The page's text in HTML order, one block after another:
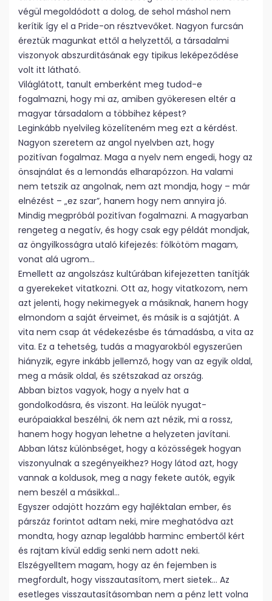
végül megoldódott a dolog, de sehol máshol nem
kerítik így el a Pride-on résztvevőket. Nagyon furcsán
éreztük magunkat ettől a helyzettől, a társadalmi
viszonyok abszurditásának egy tipikus leképeződése
volt itt látható.
Világlátott, tanult emberként meg tudod-e
fogalmazni, hogy mi az, amiben gyökeresen eltér a
magyar társadalom a többihez képest?
Leginkább nyelvileg közelíteném meg ezt a kérdést.
Nagyon szeretem az angol nyelvben azt, hogy
pozitívan fogalmaz. Maga a nyelv nem engedi, hogy az
önsajnálat és a lemondás elharapózzon. Ha valami
nem tetszik az angolnak, nem azt mondja, hogy – már
elnézést – „ez szar”, hanem hogy nem annyira jó.
Mindig megpróbál pozitívan fogalmazni. A magyarban
rengeteg a negatív, és hogy csak egy példát mondjak,
az öngyilkosságra utaló kifejezés: fölkötöm magam,
vonat alá ugrom…
Emellett az angolszász kultúrában kifejezetten tanítják
a gyerekeket vitatkozni. Ott az, hogy vitatkozom, nem
azt jelenti, hogy nekimegyek a másiknak, hanem hogy
elmondom a saját érveimet, és másik is a sajátját. A
vita nem csap át védekezésbe és támadásba, a vita az
vita. Ez a tehetség, tudás a magyarokból egyszerűen
hiányzik, egyre inkább jellemző, hogy van az egyik oldal,
meg a másik oldal, és szétszakad az ország.
Abban biztos vagyok, hogy a nyelv hat a
gondolkodásra, és viszont. Ha leülök nyugat-
európaiakkal beszélni, ők nem azt nézik, mi a rossz,
hanem hogy hogyan lehetne a helyzeten javítani.
Abban látsz különbséget, hogy a közösségek hogyan
viszonyulnak a szegényeikhez? Hogy látod azt, hogy
vannak a koldusok, meg a nagy fekete autók, egyik
nem beszél a másikkal…
Egyszer odajött hozzám egy hajléktalan ember, és
párszáz forintot adtam neki, mire meghatódva azt
mondta, hogy aznap legalább harminc embertől kért
és rajtam kívül eddig senki nem adott neki.
Elszégyelltem magam, hogy az én fejemben is
megfordult, hogy visszautasítom, mert sietek… Az
esetleges visszautasításomban nem a pénz lett volna